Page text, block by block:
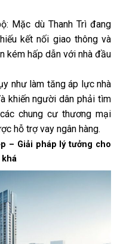
Mặc dù Thanh Trì đang
kết nối giao thông và
kém hấp dẫn với nhà đầu
như làm tăng áp lực nhà
khiến người dân phải tìm
chung cư thương mại
hỗ trợ vay ngân hàng.
– Giải pháp lý tưởng cho